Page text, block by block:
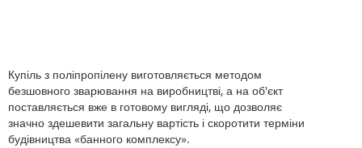
Купіль з поліпропілену виготовляється методом
безшовного зварювання на виробництві, а на об'єкт
поставляється вже в готовому вигляді, що дозволяє
значно здешевити загальну вартість і скоротити терміни
будівництва «банного комплексу».